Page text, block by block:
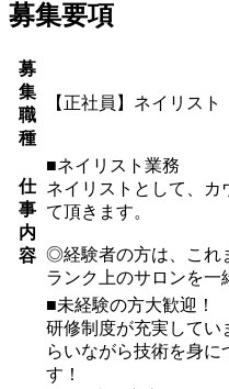
募集要項
募
集
職
種
【正社員】ネイリスト
仕
事
内
容
■ネイリスト業務
ネイリストとして、カ
て頂きます。
◎経験者の方は、これ
ランク上のサロンを一
■未経験の方大歓迎！
研修制度が充実してい
らいながら技術を身に
す！